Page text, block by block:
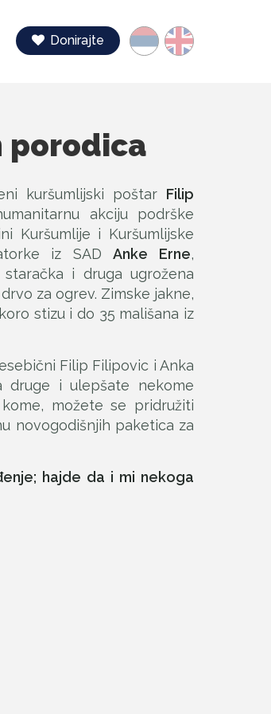
Jezik
Donirajte
Pretraga
porodica
kuršumlijski poštar Filip
akciju podrške
Kuršumlije i Kuršumlijske
iz SADAnke Erne,
i druga ugrožena
za ogrev. Zimske jakne,
stizu i do 35 mališana iz
Filip Filipovic i Anka
druge i ulepšate nekome
možete se pridružiti
novogodišnjih paketica za
hajde da i mi nekoga